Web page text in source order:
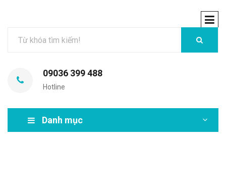
09036 399 488
Hotline
Danh mục